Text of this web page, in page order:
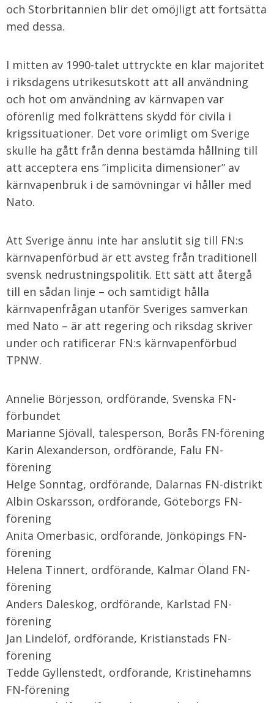
och Storbritannien blir det omöjligt att fortsätta
med dessa.
I mitten av 1990-talet uttryckte en klar majoritet
i riksdagens utrikesutskott att all användning
och hot om användning av kärnvapen var
oförenlig med folkrättens skydd för civila i
krigssituationer. Det vore orimligt om Sverige
skulle ha gått från denna bestämda hållning till
att acceptera ens ”implicita dimensioner” av
kärnvapenbruk i de samövningar vi håller med
Nato.
Att Sverige ännu inte har anslutit sig till FN:s
kärnvapenförbud är ett avsteg från traditionell
svensk nedrustningspolitik. Ett sätt att återgå
till en sådan linje – och samtidigt hålla
kärnvapenfrågan utanför Sveriges samverkan
med Nato – är att regering och riksdag skriver
under och ratificerar FN:s kärnvapenförbud
TPNW.
Annelie Börjesson, ordförande, Svenska FN-
förbundet
Marianne Sjövall, talesperson, Borås FN-förening
Karin Alexanderson, ordförande, Falu FN-
förening
Helge Sonntag, ordförande, Dalarnas FN-distrikt
Albin Oskarsson, ordförande, Göteborgs FN-
förening
Anita Omerbasic, ordförande, Jönköpings FN-
förening
Helena Tinnert, ordförande, Kalmar Öland FN-
förening
Anders Daleskog, ordförande, Karlstad FN-
förening
Jan Lindelöf, ordförande, Kristianstads FN-
förening
Tedde Gyllenstedt, ordförande, Kristinehamns
FN-förening